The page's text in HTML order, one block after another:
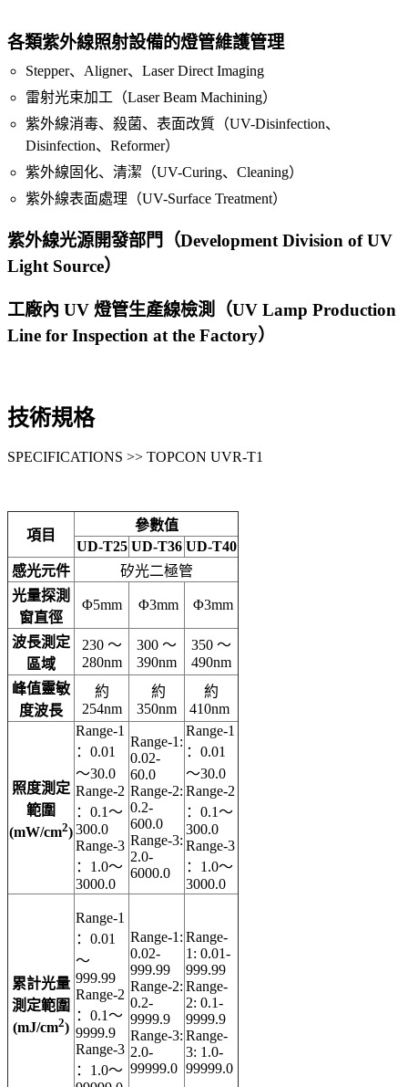
各類紫外線照射設備的燈管維護管理
Stepper、Aligner、Laser Direct Imaging
雷射光束加工（Laser Beam Machining）
紫外線消毒、殺菌、表面改質（UV-Disinfection、
Disinfection、Reformer）
紫外線固化、清潔（UV-Curing、Cleaning）
紫外線表面處理（UV-Surface Treatment）
紫外線光源開發部門（Development Division of UV
Light Source）
工廠內 UV 燈管生產線檢測（UV Lamp Production
Line for Inspection at the Factory）
技術規格
SPECIFICATIONS >> TOPCON UVR-T1
項目
參數值
UD-T25 UD-T36 UD-T40
感光元件
矽光二極管
光量探測
窗直徑
Φ5mm Φ3mm Φ3mm
波長測定
區域
230 ～
280nm
300 ～
390nm
350 ～
490nm
峰值靈敏
度波長
約
254nm
約
350nm
約
410nm
照度測定
範圍
(mW/cm2)
Range-1
：0.01
～30.0
Range-2
：0.1～
300.0
Range-3
：1.0～
3000.0
Range-1:
0.02-
60.0
Range-2:
0.2-
600.0
Range-3:
2.0-
6000.0
Range-1
：0.01
～30.0
Range-2
：0.1～
300.0
Range-3
：1.0～
3000.0
累計光量
測定範圍
(mJ/cm2)
Range-1
：0.01
～
999.99
Range-2
：0.1～
9999.9
Range-3
：1.0～
Range-1:
0.02-
999.99
Range-2:
0.2-
9999.9
Range-3:
2.0-
99999.0
Range-
1: 0.01-
999.99
Range-
2: 0.1-
9999.9
Range-
3: 1.0-
99999.0